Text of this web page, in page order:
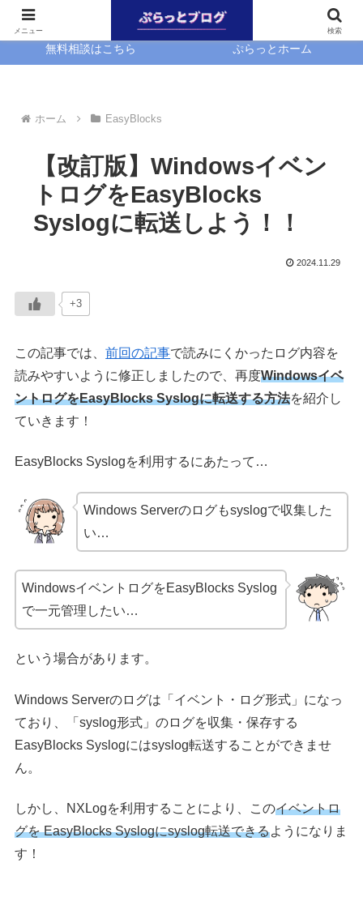
無料相談はこちら ぷらっとホーム
ホーム EasyBlocks
【改訂版】Windowsイベン
トログをEasyBlocks
Syslogに転送しよう！！
2024.11.29
+3
この記事では、前回の記事で読みにくかったログ内容を
読みやすいように修正しましたので、再度Windowsイベ
ントログをEasyBlocks Syslogに転送する方法を紹介し
ていきます！
EasyBlocks Syslogを利用するにあたって…
Windows Serverのログもsyslogで収集した
い…
WindowsイベントログをEasyBlocks Syslog
で一元管理したい…
という場合があります。
Windows Serverのログは「イベント・ログ形式」になっ
ており、「syslog形式」のログを収集・保存する
EasyBlocks Syslogにはsyslog転送することができませ
ん。
しかし、NXLogを利用することにより、このイベントロ
グを EasyBlocks Syslogにsyslog転送できるようになりま
す！
メニュー 検索